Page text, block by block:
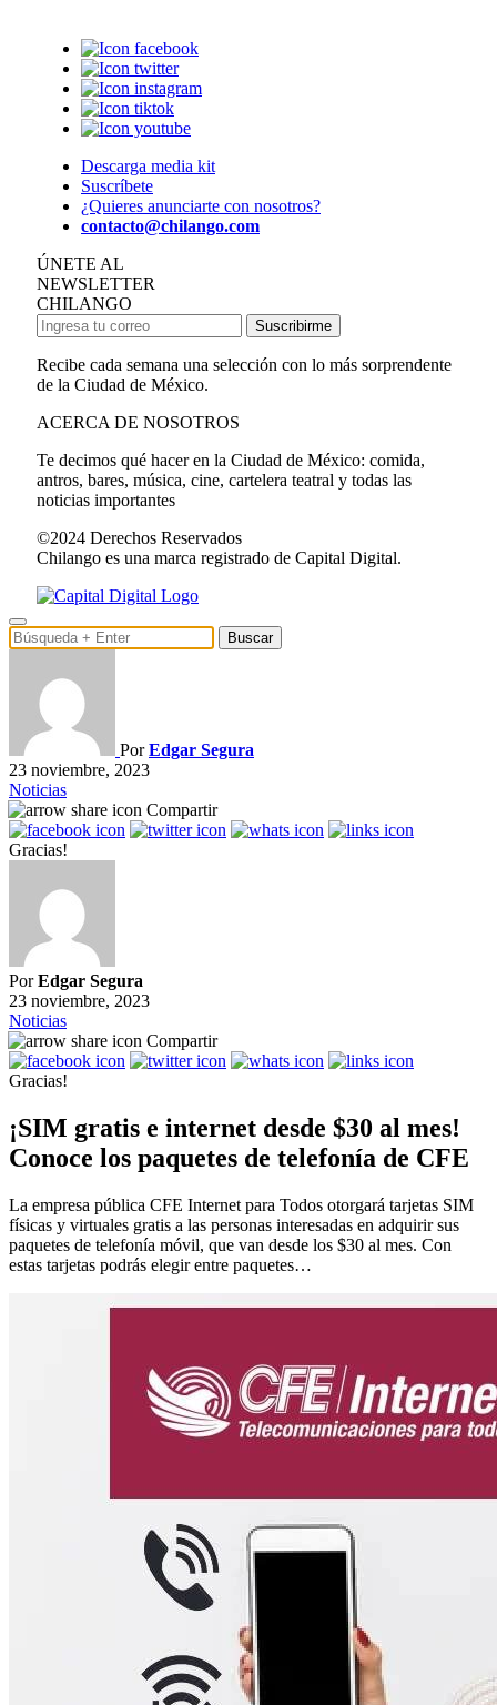
Descarga media kit
Suscríbete
¿Quieres anunciarte con nosotros?
contacto@chilango.com
ÚNETE AL
NEWSLETTER
CHILANGO
Suscribirme
Recibe cada semana una selección con lo más sorprendente
de la Ciudad de México.
ACERCA DE NOSOTROS
Te decimos qué hacer en la Ciudad de México: comida,
antros, bares, música, cine, cartelera teatral y todas las
noticias importantes
©2024 Derechos Reservados
Chilango es una marca registrado de Capital Digital.
Buscar
PorEdgar Segura
23 noviembre, 2023
Noticias
Compartir
Gracias!
PorEdgar Segura
23 noviembre, 2023
Noticias
Compartir
Gracias!
¡SIM gratis e internet desde $30 al mes!
Conoce los paquetes de telefonía de CFE
La empresa pública CFE Internet para Todos otorgará tarjetas SIM
físicas y virtuales gratis a las personas interesadas en adquirir sus
paquetes de telefonía móvil, que van desde los $30 al mes. Con
estas tarjetas podrás elegir entre paquetes…